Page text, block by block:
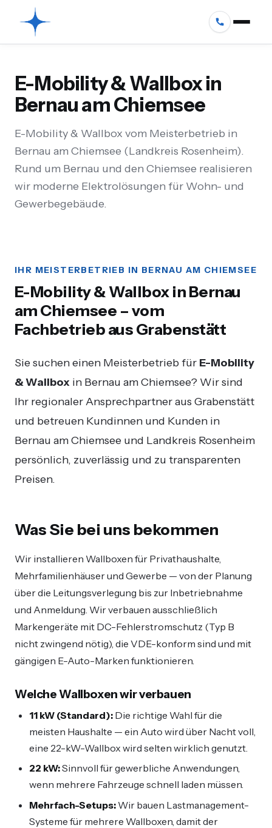
E-Mobility & Wallbox in
Bernau am Chiemsee
E-Mobility & Wallbox vom Meisterbetrieb in
Bernau am Chiemsee (Landkreis Rosenheim).
Rund um Bernau und den Chiemsee realisieren
wir moderne Elektrolösungen für Wohn- und
Gewerbegebäude.
IHR MEISTERBETRIEB IN BERNAU AM CHIEMSEE
E-Mobility & Wallbox in Bernau
am Chiemsee – vom
Fachbetrieb aus Grabenstätt
Sie suchen einen Meisterbetrieb für E-Mobility
& Wallbox in Bernau am Chiemsee? Wir sind
Ihr regionaler Ansprechpartner aus Grabenstätt
und betreuen Kundinnen und Kunden in
Bernau am Chiemsee und Landkreis Rosenheim
persönlich, zuverlässig und zu transparenten
Preisen.
Was Sie bei uns bekommen
Wir installieren Wallboxen für Privathaushalte,
Mehrfamilienhäuser und Gewerbe — von der Planung
über die Leitungsverlegung bis zur Inbetriebnahme
und Anmeldung. Wir verbauen ausschließlich
Markengeräte mit DC-Fehlerstromschutz (Typ B
nicht zwingend nötig), die VDE-konform sind und mit
gängigen E-Auto-Marken funktionieren.
Welche Wallboxen wir verbauen
11 kW (Standard): Die richtige Wahl für die
meisten Haushalte — ein Auto wird über Nacht voll,
eine 22-kW-Wallbox wird selten wirklich genutzt.
22 kW:Sinnvoll für gewerbliche Anwendungen,
wenn mehrere Fahrzeuge schnell laden müssen.
Mehrfach-Setups: Wir bauen Lastmanagement-
Systeme für mehrere Wallboxen, damit der